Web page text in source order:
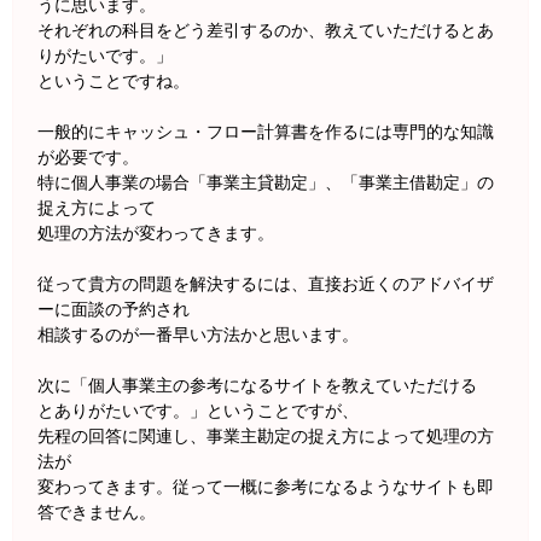
うに思います。
それぞれの科目をどう差引するのか、教えていただけるとあ
りがたいです。」
ということですね。
一般的にキャッシュ・フロー計算書を作るには専門的な知識
が必要です。
特に個人事業の場合「事業主貸勘定」、「事業主借勘定」の
捉え方によって
処理の方法が変わってきます。
従って貴方の問題を解決するには、直接お近くのアドバイザ
ーに面談の予約され
相談するのが一番早い方法かと思います。
次に「個人事業主の参考になるサイトを教えていただける
とありがたいです。」ということですが、
先程の回答に関連し、事業主勘定の捉え方によって処理の方
法が
変わってきます。従って一概に参考になるようなサイトも即
答できません。